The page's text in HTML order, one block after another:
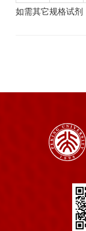
如需其它规格试剂